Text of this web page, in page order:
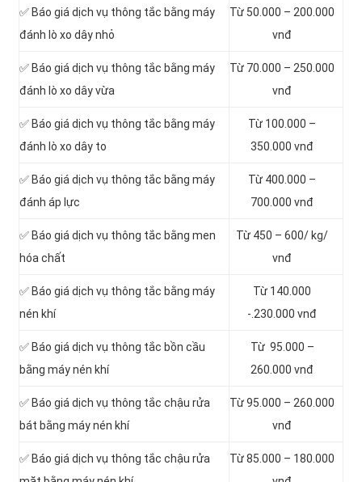
✅ Báo giá dịch vụ thông tắc bằng máy
đánh lò xo dây nhỏ
Từ 50.000 – 200.000
vnđ
✅ Báo giá dịch vụ thông tắc bằng máy
đánh lò xo dây vừa
Từ 70.000 – 250.000
vnđ
✅ Báo giá dịch vụ thông tắc bằng máy
đánh lò xo dây to
Từ 100.000 –
350.000 vnđ
✅ Báo giá dịch vụ thông tắc bằng máy
đánh áp lực
Từ 400.000 –
700.000 vnđ
✅ Báo giá dịch vụ thông tắc bằng men
hóa chất
Từ 450 – 600/ kg/
vnđ
✅ Báo giá dịch vụ thông tắc bằng máy
nén khí
Từ 140.000
-.230.000 vnđ
✅ Báo giá dịch vụ thông tắc bồn cầu
bằng máy nén khí
Từ 95.000 –
260.000 vnđ
✅ Báo giá dịch vụ thông tắc chậu rửa
bát bằng máy nén khí
Từ 95.000 – 260.000
vnđ
✅ Báo giá dịch vụ thông tắc chậu rửa
Từ 85.000 – 180.000